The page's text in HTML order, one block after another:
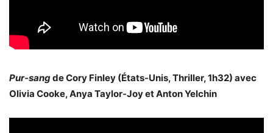
Pur-sangde Cory Finley (États-Unis, Thriller, 1h32) avec
Olivia Cooke, Anya Taylor-Joy et Anton Yelchin